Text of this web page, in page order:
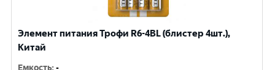
Элемент питания Трофи R6-4BL (блистер 4шт.),
Китай
Емкость:-